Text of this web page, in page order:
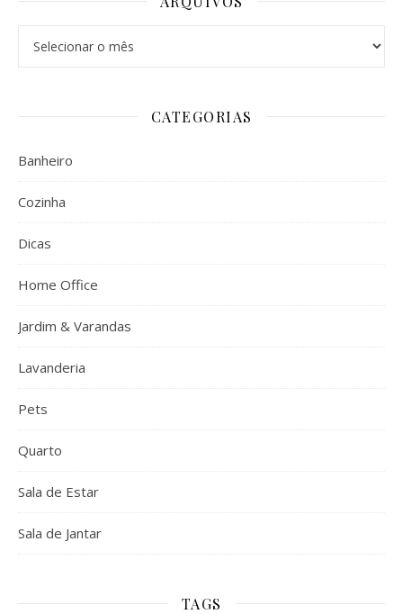
CATEGORIAS
Banheiro
Cozinha
Dicas
Home Office
Jardim & Varandas
Lavanderia
Pets
Quarto
Sala de Estar
Sala de Jantar
TAGS